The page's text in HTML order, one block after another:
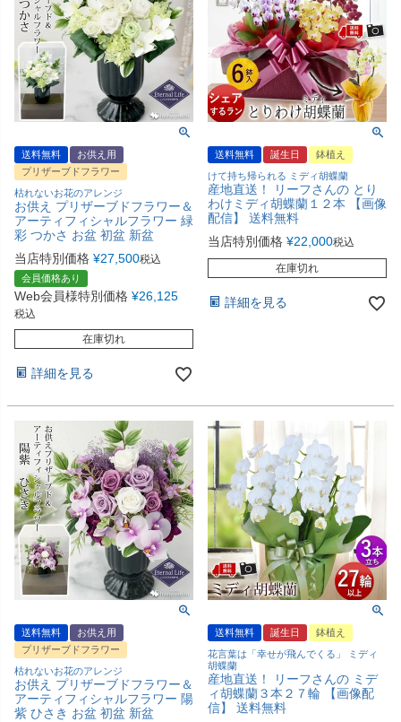
送料無料
お供え用
プリザーブドフラワー
枯れないお花のアレンジ
お供え プリザーブドフラワー＆
アーティフィシャルフラワー 緑
彩 つかさ お盆 初盆 新盆
当店特別価格 ¥27,500税込
会員価格あり
Web会員様特別価格 ¥26,125
税込
在庫切れ
詳細を見る
送料無料 誕生日
鉢植え
けて持ち帰られる ミディ胡蝶蘭
産地直送！ リーフさんの とり
わけミディ胡蝶蘭１２本 【画像
配信】 送料無料
当店特別価格 ¥22,000税込
在庫切れ
詳細を見る
送料無料
お供え用
プリザーブドフラワー
枯れないお花のアレンジ
お供え プリザーブドフラワー＆
アーティフィシャルフラワー 陽
紫 ひさき お盆 初盆 新盆
送料無料 誕生日
鉢植え
花言葉は「幸せが飛んでくる」 ミディ
胡蝶蘭
産地直送！ リーフさんの ミデ
ィ胡蝶蘭３本２７輪 【画像配
信】 送料無料